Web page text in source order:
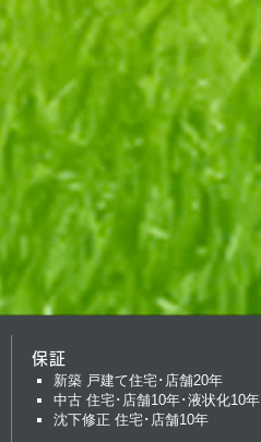
保証
新築 戸建て住宅･店舗20年
中古 住宅･店舗10年･液状化10年
沈下修正 住宅･店舗10年